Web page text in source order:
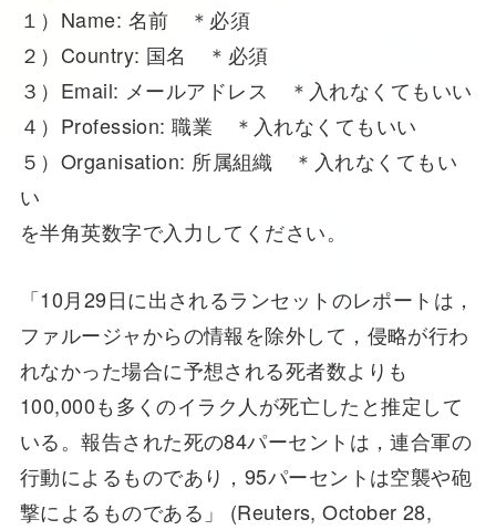
１）Name: 名前 ＊必須
２）Country: 国名 ＊必須
３）Email: メールアドレス ＊入れなくてもいい
４）Profession: 職業 ＊入れなくてもいい
５）Organisation: 所属組織 ＊入れなくてもい
い
を半角英数字で入力してください。
「10月29日に出されるランセットのレポートは，
ファルージャからの情報を除外して，侵略が行わ
れなかった場合に予想される死者数よりも
100,000も多くのイラク人が死亡したと推定して
いる。報告された死の84パーセントは，連合軍の
行動によるものであり，95パーセントは空襲や砲
撃によるものである」 (Reuters, October 28,